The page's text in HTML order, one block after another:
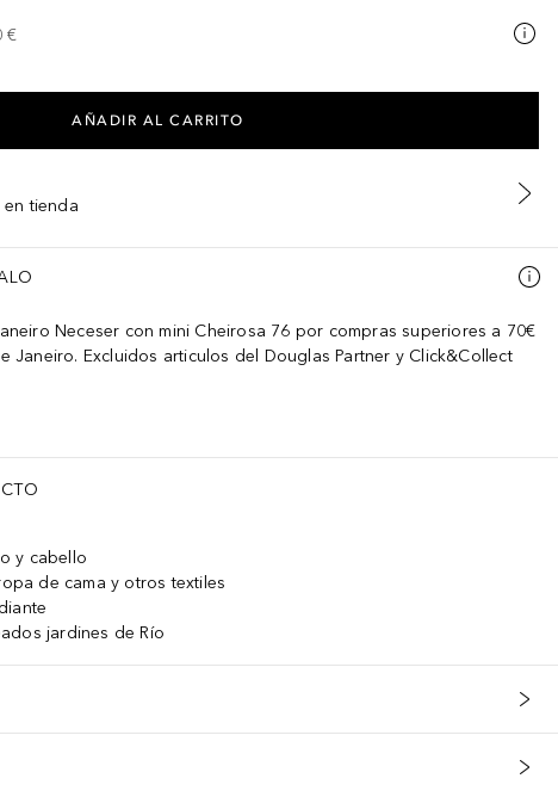
€
AÑADIR AL CARRITO
tienda
Neceser con mini Cheirosa 76 por compras superiores a 70€
Janeiro. Excluidos articulos del Douglas Partner y Click&Collect
y cabello
de cama y otros textiles
jardines de Río